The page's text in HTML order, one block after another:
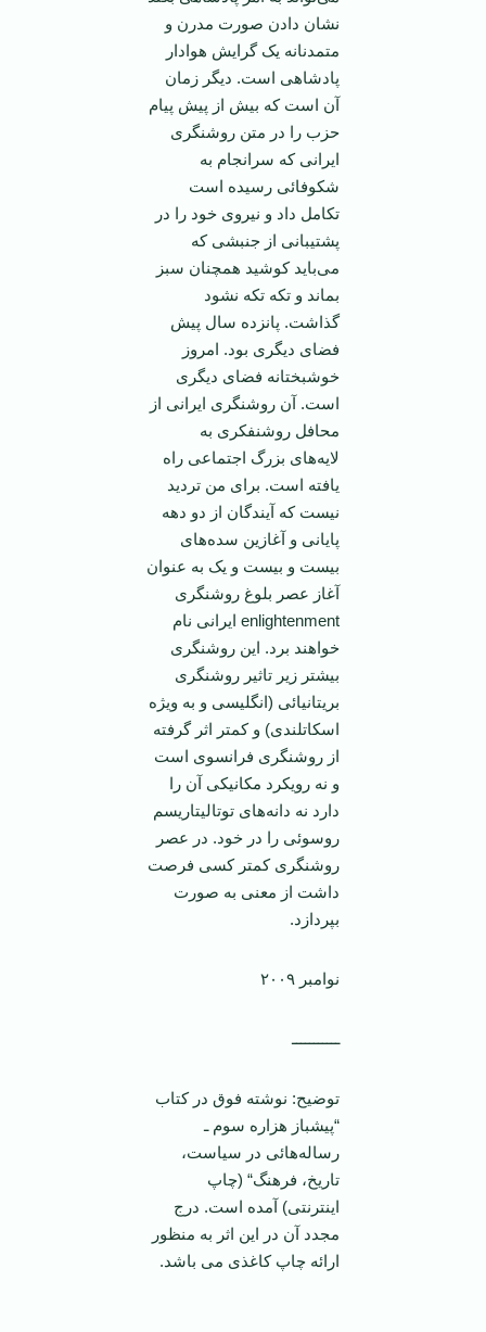
نشان دادن صورت مدرن و
متمدنانه یک گرایش هوادار
پادشاهی است. دیگر زمان
آن است که بیش از پیش پیام
حزب را در متن روشنگری
ایرانی که سرانجام به
شکوفائی رسیده است
تکامل داد و نیروی خود را در
پشتیبانی از جنبشی که
می‌باید کوشید همچنان سبز
بماند و تکه تکه نشود
گذاشت. پانزده سال پیش
فضای دیگری بود. امروز
خوشبختانه فضای دیگری
است. آن روشنگری ایرانی از
محافل روشنفکری به
لایه‌های بزرگ اجتماعی راه
یافته است. برای من تردید
نیست که آیندگان از دو دهه
پایانی و آغازین سده‌های
بیست و بیست و یک به عنوان
آغاز عصر بلوغ روشنگری
enlightenment ایرانی نام
خواهند برد. این روشنگری
بیشتر زیر تاثیر روشنگری
بریتانیائی (انگلیسی و به ویژه
اسکاتلندی) و کمتر اثر گرفته
از روشنگری فرانسوی است
و نه رویکرد مکانیکی آن را
دارد نه دانه‌های توتالیتاریسم
روسوئی را در خود. در عصر
روشنگری کمتر کسی فرصت
داشت از معنی به صورت
بپردازد.
نوامبر ٢٠٠٩
ـــــــــــ
توضیح: نوشته فوق در کتاب
“پیشباز هزاره سوم ـ
رساله‌هائی در سیاست،
تاریخ، فرهنگ“ (چاپ
اینترنتی) آمده است. درج
مجدد آن در این اثر به منظور
ارائه چاپ کاغذی می باشد.